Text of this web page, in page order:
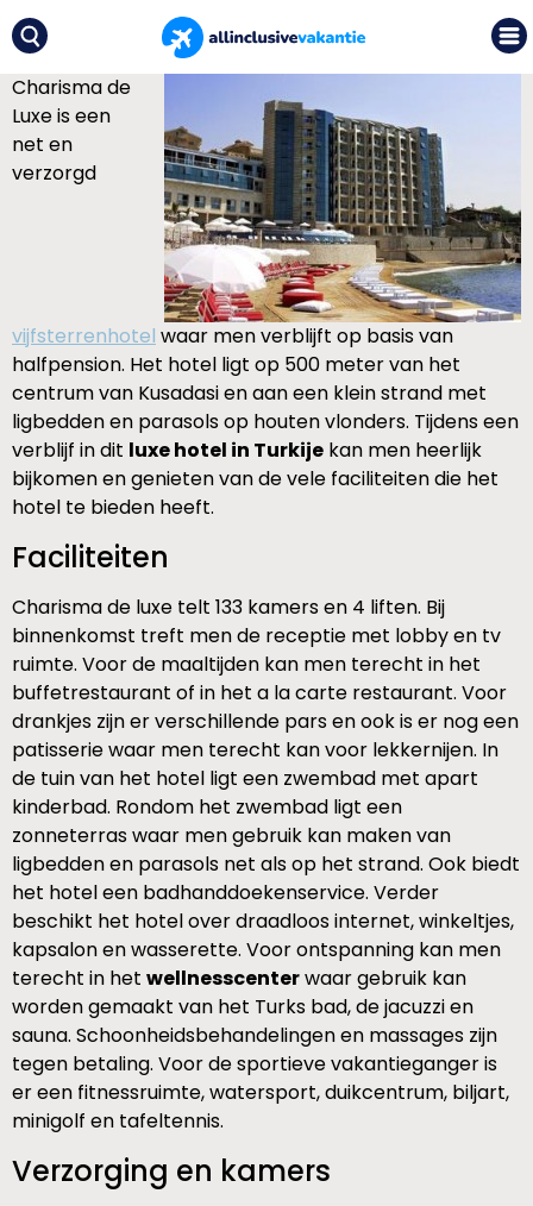
Charisma de
Luxe is een
net en
verzorgd
vijfsterrenhotel waar men verblijft op basis van
halfpension. Het hotel ligt op 500 meter van het
centrum van Kusadasi en aan een klein strand met
ligbedden en parasols op houten vlonders. Tijdens een
verblijf in dit luxe hotel in Turkije kan men heerlijk
bijkomen en genieten van de vele faciliteiten die het
hotel te bieden heeft.
Faciliteiten
Charisma de luxe telt 133 kamers en 4 liften. Bij
binnenkomst treft men de receptie met lobby en tv
ruimte. Voor de maaltijden kan men terecht in het
buffetrestaurant of in het a la carte restaurant. Voor
drankjes zijn er verschillende pars en ook is er nog een
patisserie waar men terecht kan voor lekkernijen. In
de tuin van het hotel ligt een zwembad met apart
kinderbad. Rondom het zwembad ligt een
zonneterras waar men gebruik kan maken van
ligbedden en parasols net als op het strand. Ook biedt
het hotel een badhanddoekenservice. Verder
beschikt het hotel over draadloos internet, winkeltjes,
kapsalon en wasserette. Voor ontspanning kan men
terecht in het wellnesscenterwaar gebruik kan
worden gemaakt van het Turks bad, de jacuzzi en
sauna. Schoonheidsbehandelingen en massages zijn
tegen betaling. Voor de sportieve vakantieganger is
er een fitnessruimte, watersport, duikcentrum, biljart,
minigolf en tafeltennis.
Verzorging en kamers